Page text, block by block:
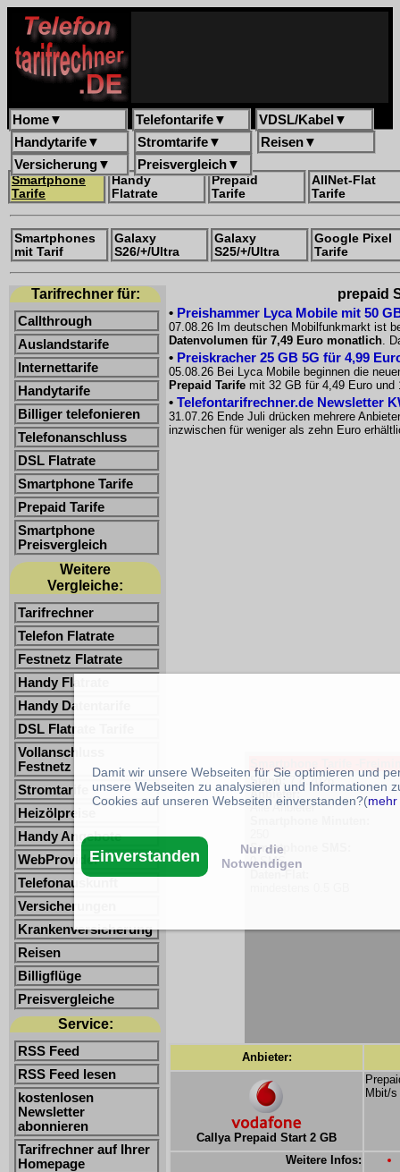
Home▼ Telefontarife▼ VDSL/Kabel ▼
Handytarife▼ Stromtarife▼ Reisen▼
Versicherung▼ Preisvergleich▼
Smartphone
Tarife
Handy
Flatrate
Prepaid
Tarife
AllNet-Flat
Tarife
Smartphones
mit Tarif
Galaxy
S26/+/Ultra
Galaxy
S25/+/Ultra
Google Pixel
Tarife
Tarifrechner für:
Callthrough
Auslandstarife
Internettarife
Handytarife
Billiger telefonieren
Telefonanschluss
DSL Flatrate
Smartphone Tarife
Prepaid Tarife
Smartphone
Preisvergleich
Weitere
Vergleiche:
Tarifrechner
Telefon Flatrate
Festnetz Flatrate
Handy Flatrate
Handy Datentarife
DSL Flatrate Tarife
Vollanschluss
Festnetz
Stromtarife
Heizölpreise
Handy Angebote
WebProvider
Telefonauskunft
Versicherungen
Krankenversicherung
Reisen
Billigflüge
Preisvergleiche
Service:
RSS Feed
RSS Feed lesen
kostenlosen
Newsletter
abonnieren
Tarifrechner auf Ihrer
Homepage
prepaid
• Preishammer Lyca Mobile mit 50
07.08.26 Im deutschen Mobilfunkmarkt ist
Datenvolumen für 7,49 Euro monatlich.
• Preiskracher 25 GB 5G für 4,99
05.08.26 Bei Lyca Mobile beginnen die
Prepaid Tarife mit 32 GB für 4,49 Euro
• Telefontarifrechner.de Newsletter
31.07.26 Ende Juli drücken mehrere
inzwischen für weniger als zehn Euro
Stand:7.8.2026
Anbieter:
Alle Anbieter
Smartphone SMS:
0 SMS
Daten-Flat:
Anbieter:
Callya Prepaid Start 2 GB
Mbit/s
Weitere Infos:
Damit wir unsere Webseiten für Sie optimieren und
unsere Webseiten zu analysieren und Informationen
Cookies auf unseren Webseiten einverstanden?(
Einverstanden
Nur die
Notwendigen